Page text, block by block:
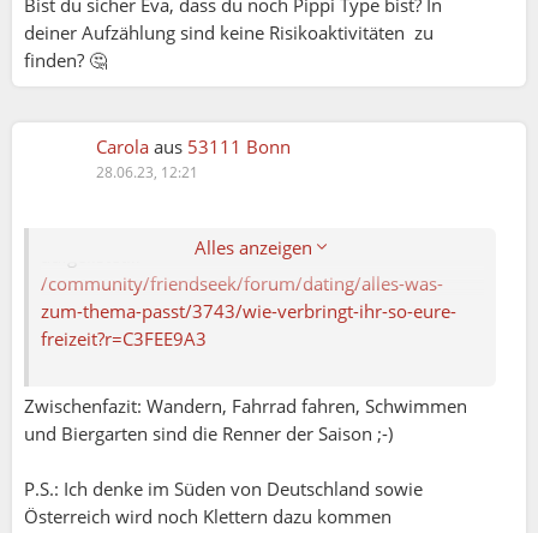
deiner Aufzählung sind keine Risikoaktivitäten zu
finden? 🤔
Carola aus 53111 Bonn
28.06.23, 12:21
Alles anzeigen
/community/friendseek/forum/dating/alles-was-
zum-thema-passt/3743/wie-verbringt-ihr-so-eure-
freizeit?r=C3FEE9A3
Zwischenfazit: Wandern, Fahrrad fahren, Schwimmen
und Biergarten sind die Renner der Saison ;-)
P.S.: Ich denke im Süden von Deutschland sowie
Österreich wird noch Klettern dazu kommen